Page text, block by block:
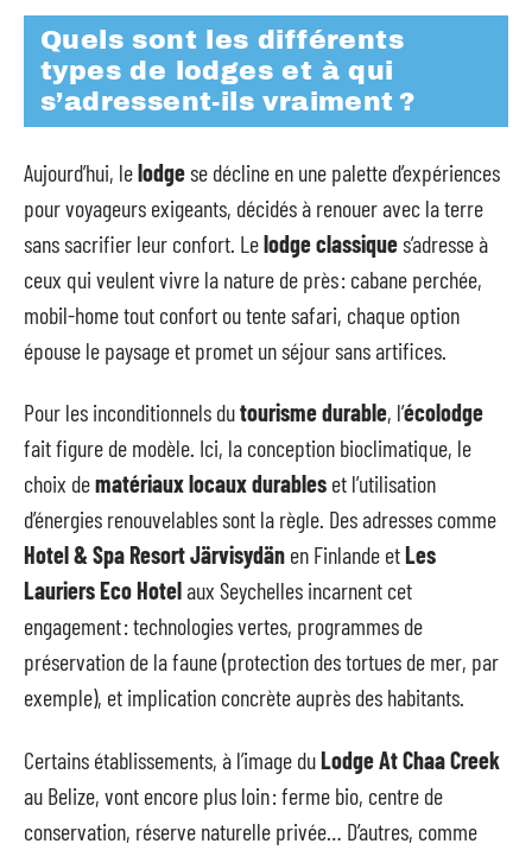
Quels sont les différents
types de lodges et à qui
s’adressent-ils vraiment ?
Aujourd’hui, lelodgese décline en une palette d’expériences
pour voyageurs exigeants, décidés à renouer avec la terre
sans sacrifier leur confort. Lelodge classiques’adresse à
ceux qui veulent vivre la nature de près : cabane perchée,
mobil-home tout confort ou tente safari, chaque option
épouse le paysage et promet un séjour sans artifices.
Pour les inconditionnels dutourisme durable, l’écolodge
fait figure de modèle. Ici, la conception bioclimatique, le
choix dematériaux locaux durables et l’utilisation
d’énergies renouvelables sont la règle. Des adresses comme
Hotel & Spa Resort Järvisydän en Finlande etLes
Lauriers Eco Hotelaux Seychelles incarnent cet
engagement : technologies vertes, programmes de
préservation de la faune (protection des tortues de mer, par
exemple), et implication concrète auprès des habitants.
Certains établissements, à l’image duLodge At Chaa Creek
au Belize, vont encore plus loin : ferme bio, centre de
conservation, réserve naturelle privée… D’autres, comme